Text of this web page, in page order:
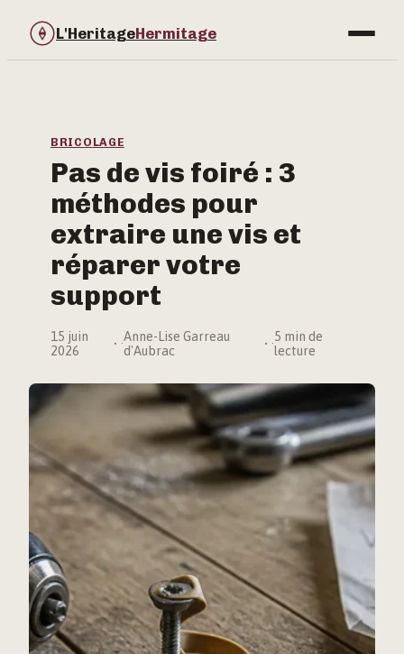
L'HeritageHermitage
Immobilier
Jardinage
Maison & Déco
BRICOLAGE
Pas de vis foiré : 3
méthodes pour
extraire une vis et
réparer votre
support
15 juin
2026
·Anne-Lise Garreau
d'Aubrac
·5 min de
lecture